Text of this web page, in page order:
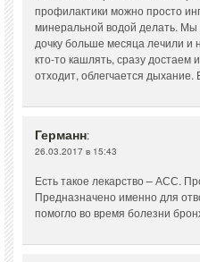
профилактики можно просто
минеральной водой делать. Мы
дочку больше месяца лечили и
кто-то кашлять, сразу достаем
отходит, облегчается
Германн:
26.03.2017 в 15:43
Есть такое лекарство – АСС.
Предназначено именно для
помогло во время болезни